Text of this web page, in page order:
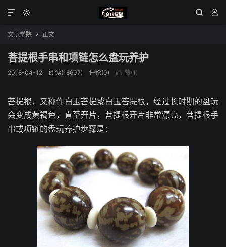
  

文玩学院  正文
菩提根手串和项链怎么盘玩养护
2018-04-12 阅读(18607) 评论(0)  赞(1 )
菩提根，又称作白玉菩提或白玉菩提根，经过长时期的盘玩
会变成黄褐色，直至开片，菩提根开片非常漂亮，菩提根手
串或项链的盘玩养护步骤是：